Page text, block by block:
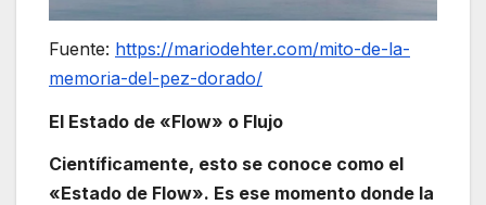
Fuente: https://mariodehter.com/mito-de-la-
memoria-del-pez-dorado/
El Estado de «Flow» o Flujo
Científicamente, esto se conoce como el
«Estado de Flow». Es ese momento donde la